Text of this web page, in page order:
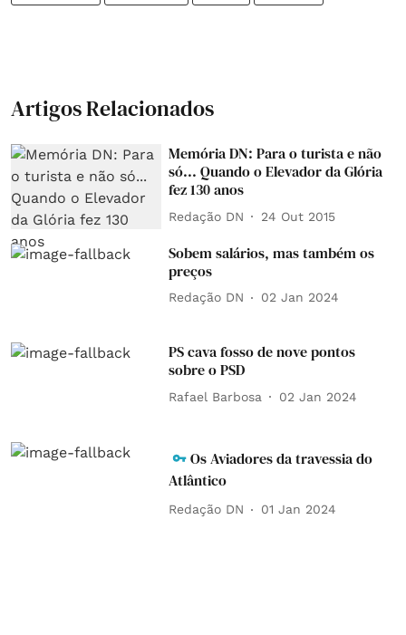
Artigos Relacionados
Memória DN: Para o turista e não
só... Quando o Elevador da Glória
fez 130 anos
Redação DN 24 Out 2015
Sobem salários, mas também os
preços
Redação DN 02 Jan 2024
PS cava fosso de nove pontos
sobre o PSD
Rafael Barbosa 02 Jan 2024
Os Aviadores da travessia do
Atlântico
Redação DN 01 Jan 2024